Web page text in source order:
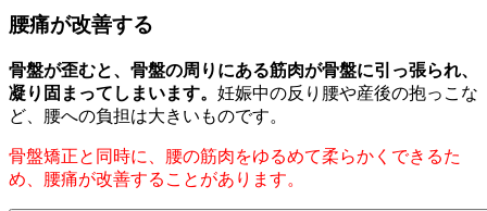
腰痛が改善する
骨盤が歪むと、骨盤の周りにある筋肉が骨盤に引っ張られ、
凝り固まってしまいます。 妊娠中の反り腰や産後の抱っこな
ど、腰への負担は大きいものです。
骨盤矯正と同時に、腰の筋肉をゆるめて柔らかくできるた
め、腰痛が改善することがあります。